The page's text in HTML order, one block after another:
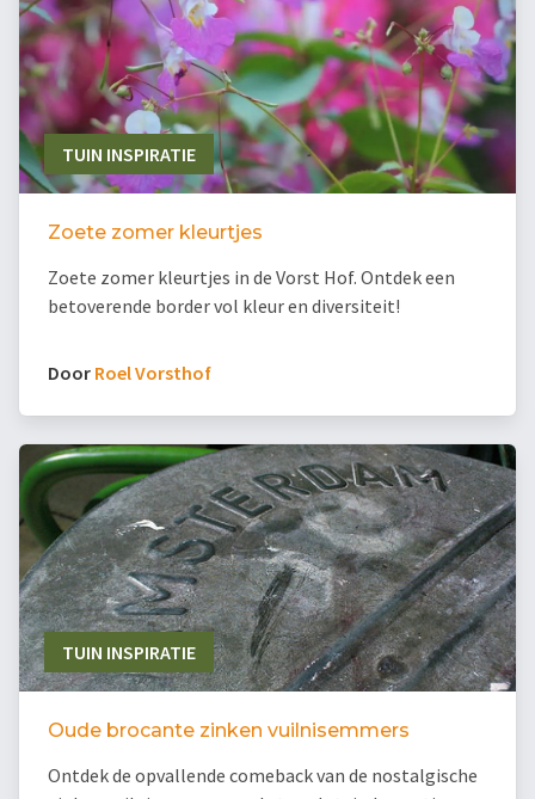
TUIN INSPIRATIE
Zoete zomer kleurtjes
Zoete zomer kleurtjes in de Vorst Hof. Ontdek een
betoverende border vol kleur en diversiteit!
Door Roel Vorsthof
TUIN INSPIRATIE
Oude brocante zinken vuilnisemmers
Ontdek de opvallende comeback van de nostalgische